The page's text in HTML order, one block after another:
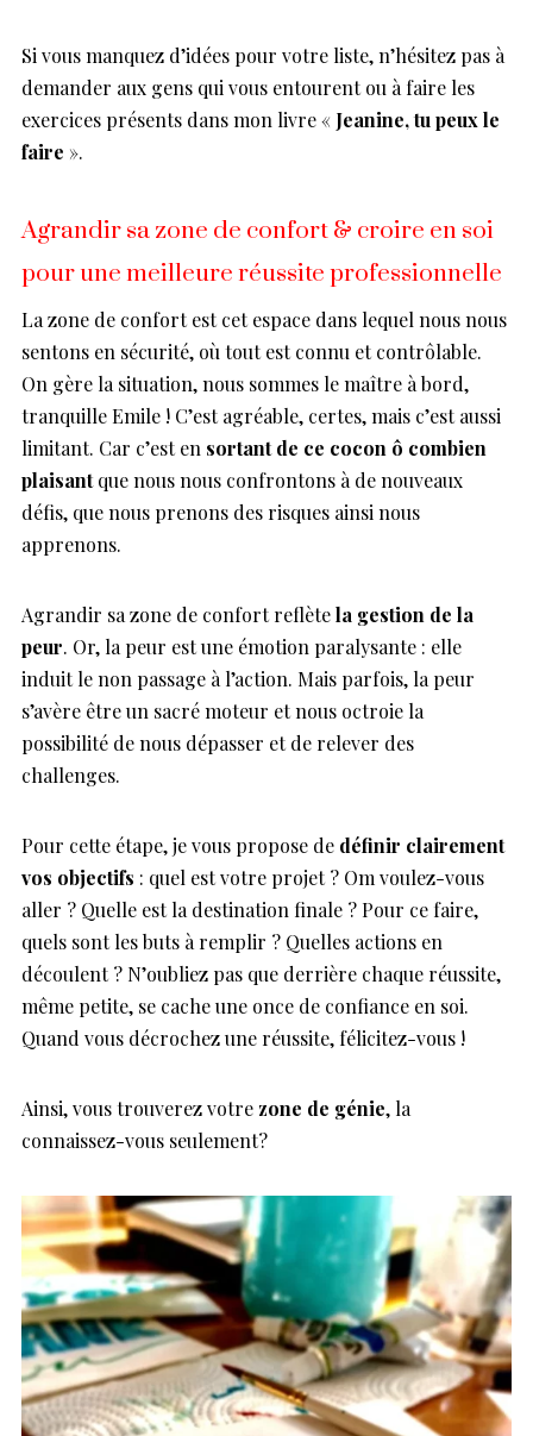
Si vous manquez d’idées pour votre liste, n’hésitez pas à
demander aux gens qui vous entourent ou à faire les
exercices présents dans mon livre « Jeanine, tu peux le
faire ».
Agrandir sa zone de confort & croire en soi
pour une meilleure réussite professionnelle
La zone de confort est cet espace dans lequel nous nous
sentons en sécurité, où tout est connu et contrôlable.
On gère la situation, nous sommes le maître à bord,
tranquille Emile ! C’est agréable, certes, mais c’est aussi
limitant. Car c’est en sortant de ce cocon ô combien
plaisantque nous nous confrontons à de nouveaux
défis, que nous prenons des risques ainsi nous
apprenons.
Agrandir sa zone de confort reflètela gestion de la
peur. Or, la peur est une émotion paralysante : elle
induit le non passage à l’action. Mais parfois, la peur
s’avère être un sacré moteur et nous octroie la
possibilité de nous dépasser et de relever des
challenges.
Pour cette étape, je vous propose de définir clairement
vos objectifs : quel est votre projet ? Om voulez-vous
aller ? Quelle est la destination finale ? Pour ce faire,
quels sont les buts à remplir ? Quelles actions en
découlent ? N’oubliez pas que derrière chaque réussite,
même petite, se cache une once de confiance en soi.
Quand vous décrochez une réussite, félicitez-vous !
Ainsi, vous trouverez votre zone de génie, la
connaissez-vous seulement?